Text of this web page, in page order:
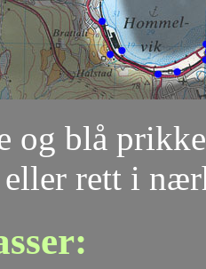
og blå
eller rett i